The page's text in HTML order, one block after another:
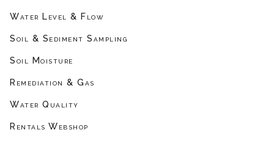
Water Level & Flow
Soil & Sediment Sampling
Soil Moisture
Remediation & Gas
Water Quality
Rentals Webshop